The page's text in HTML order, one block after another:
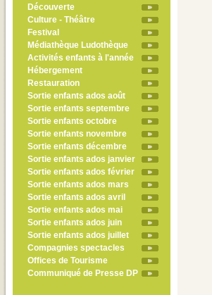
Découverte
Culture - Théâtre
Festival
Médiathèque Ludothèque
Activités enfants à l'année
Hébergement
Restauration
Sortie enfants ados août
Sortie enfants septembre
Sortie enfants octobre
Sortie enfants novembre
Sortie enfants décembre
Sortie enfants ados janvier
Sortie enfants ados février
Sortie enfants ados mars
Sortie enfants ados avril
Sortie enfants ados mai
Sortie enfants ados juin
Sortie enfants ados juillet
Compagnies spectacles
Offices de Tourisme
Communiqué de Presse DP